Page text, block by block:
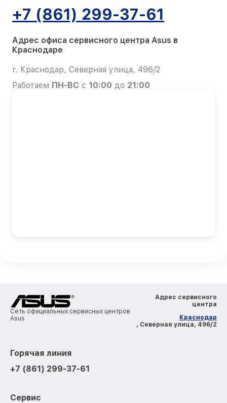
+7 (861) 299-37-61
Адрес офиса сервисного центра Asus в
Краснодаре
г. Краснодар, Северная улица, 496/2
Работаем ПН-ВС с 10:00 до 21:00
Сеть официальных сервисных центров
Asus
Адрес сервисного
центра
Краснодар
, Северная улица, 496/2
Горячая линия
+7 (861) 299-37-61
Сервис